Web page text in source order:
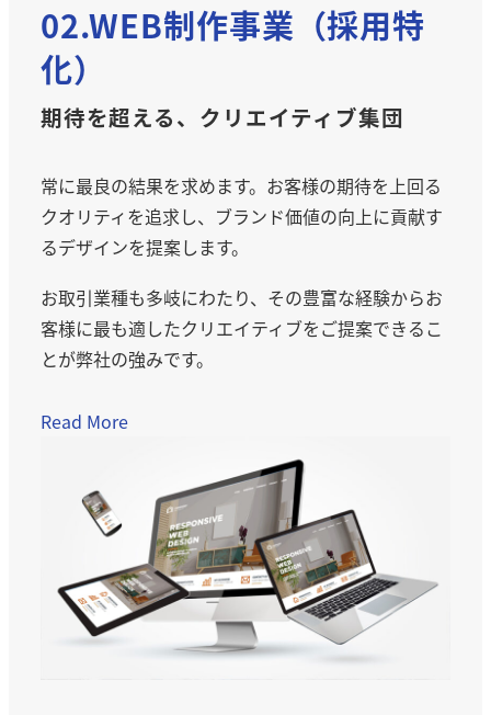
02.WEB制作事業（採用特
化）
期待を超える、クリエイティブ集団
常に最良の結果を求めます。お客様の期待を上回る
クオリティを追求し、ブランド価値の向上に貢献す
るデザインを提案します。
お取引業種も多岐にわたり、その豊富な経験からお
客様に最も適したクリエイティブをご提案できるこ
とが弊社の強みです。
Read More